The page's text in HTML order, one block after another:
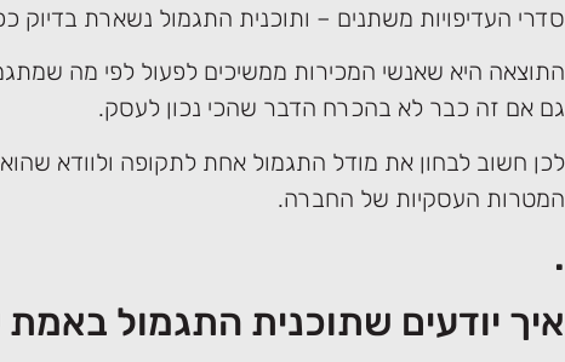
סדרי העדיפויות משתנים – ותוכנית התגמול נשארת בדיוק
התוצאה היא שאנשי המכירות ממשיכים לפעול לפי מה
גם אם זה כבר לא בהכרח הדבר שהכי נכון לעסק.
לכן חשוב לבחון את מודל התגמול אחת לתקופה ולוודא
המטרות העסקיות של החברה.
.
איך יודעים שתוכנית התגמול